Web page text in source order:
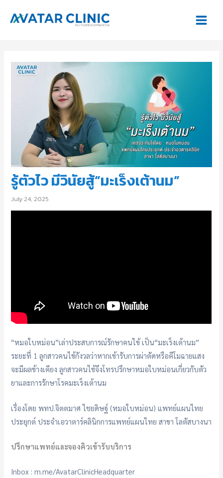
Menu
รู้ตัวไว มีวินัยสู้”มะเร็งเต้านม”
July 24, 2025
“หมอใบหม่อน”เล่าประสบการณ์รักษาคนไข้ เป็น“มะเร็งเต้านม”
ระยะที่ 1 ลูกสาวคนไข้กังวลว่าหากเข้ารับการผ่าตัดหรือคีโมฉายแสง
จะมีผลข้างเคียง ลูกสาวคนไข้จึงโทรปรึกษาหมอใบหม่อนเกี่ยวกับตัว
ยาและการรักษาโรคมะเร็งเต้านม
เรื่องโดย พทป.จิตตมาศ ไชยดิษฐ์ (หมอใบหม่อน) แพทย์แผนไทย
ประยุกต์ ประจำเอวาตาร์คลินิกการแพทย์แผนไทย สาขา โลตัสบางนา
ปรึกษาแพทย์และจองคิวเข้ารับบริการ
Inbox : m.me/AvatarClinicHeadquarter
navigation